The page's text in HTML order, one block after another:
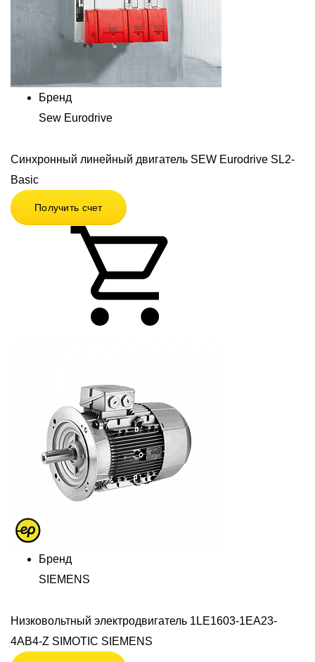
Бренд
Sew Eurodrive
Синхронный линейный двигатель SEW Eurodrive SL2-
Basic
Получить счет
Бренд
SIEMENS
Низковольтный электродвигатель 1LE1603-1EA23-
4AB4-Z SIMOTIC SIEMENS